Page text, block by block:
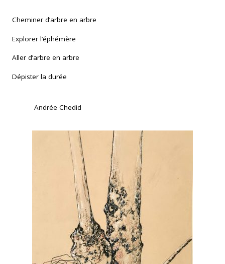
Cheminer d’arbre en arbre
Explorer l’éphémère
Aller d’arbre en arbre
Dépister la durée
Andrée Chedid